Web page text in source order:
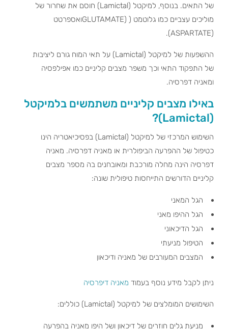
של התאים. בנוסף, למיקטל (Lamictal) חוסם את שחרור של
מוליכים עצביים כמו גלוטמט ( (GLUTAMATEואספרטט
(ASPARTATE).
ההשפעות של למיקטל (Lamictal) על תאי המוח גורם ליציבות
של התפקוד התאי וכך משפר מצבים קליניים כמו אפילפסיה
ומאניה דפרסיה.
באילו מצבים קליניים משתמשים בלמיקטל
(Lamictal)?
השימוש המרכזי של למיקטל (Lamictal) בפסיכיאטריה הינו
כטיפול של ההפרעה הביפולרית או מאניה דפרסיה. מאניה
דפרסיה הינה מחלה מורכבת ומאובחנים בה מספר מצבים
קליניים הדורשים התייחסות טיפולית שונה:
הגל המאני
הגל ההיפו מאני
הגל הדיכאוני
הטיפול מניעתי
המצבים המעורבים של מאניה ודיכאון
ניתן לקבל מידע נוסף בעמוד מאניה דיפרסיה
השימושים המומלצים של למיקטל (Lamictal) כוללים:
מניעת גלים חוזרים של דיכאון ושל היפו מאניה בהפרעה